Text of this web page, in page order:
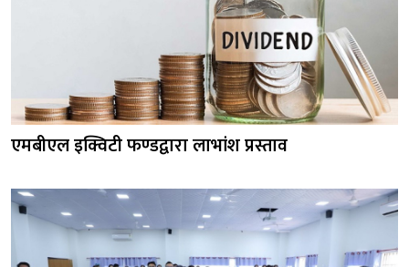
एमबीएल इक्विटी फण्डद्वारा लाभांश प्रस्ताव